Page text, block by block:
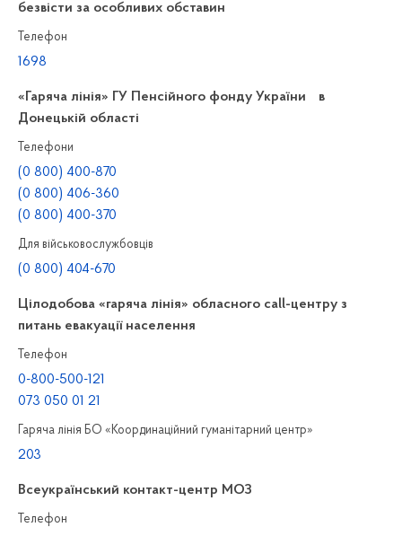
безвісти за особливих обставин
Телефон
1698
«Гаряча лінія» ГУ Пенсійного фонду України в
Донецькій області
Телефони
(0 800) 400-870
(0 800) 406-360
(0 800) 400-370
Для військовослужбовців
(0 800) 404-670
Цілодобова «гаряча лінія» обласного call-центру з
питань евакуації населення
Телефон
0-800-500-121
073 050 01 21
Гаряча лінія БО «Координаційний гуманітарний центр»
203
Всеукраїнський контакт-центр МОЗ
Телефон